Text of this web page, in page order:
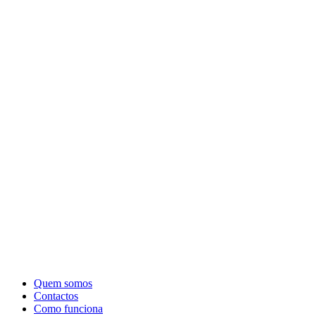
Quem somos
Contactos
Como funciona